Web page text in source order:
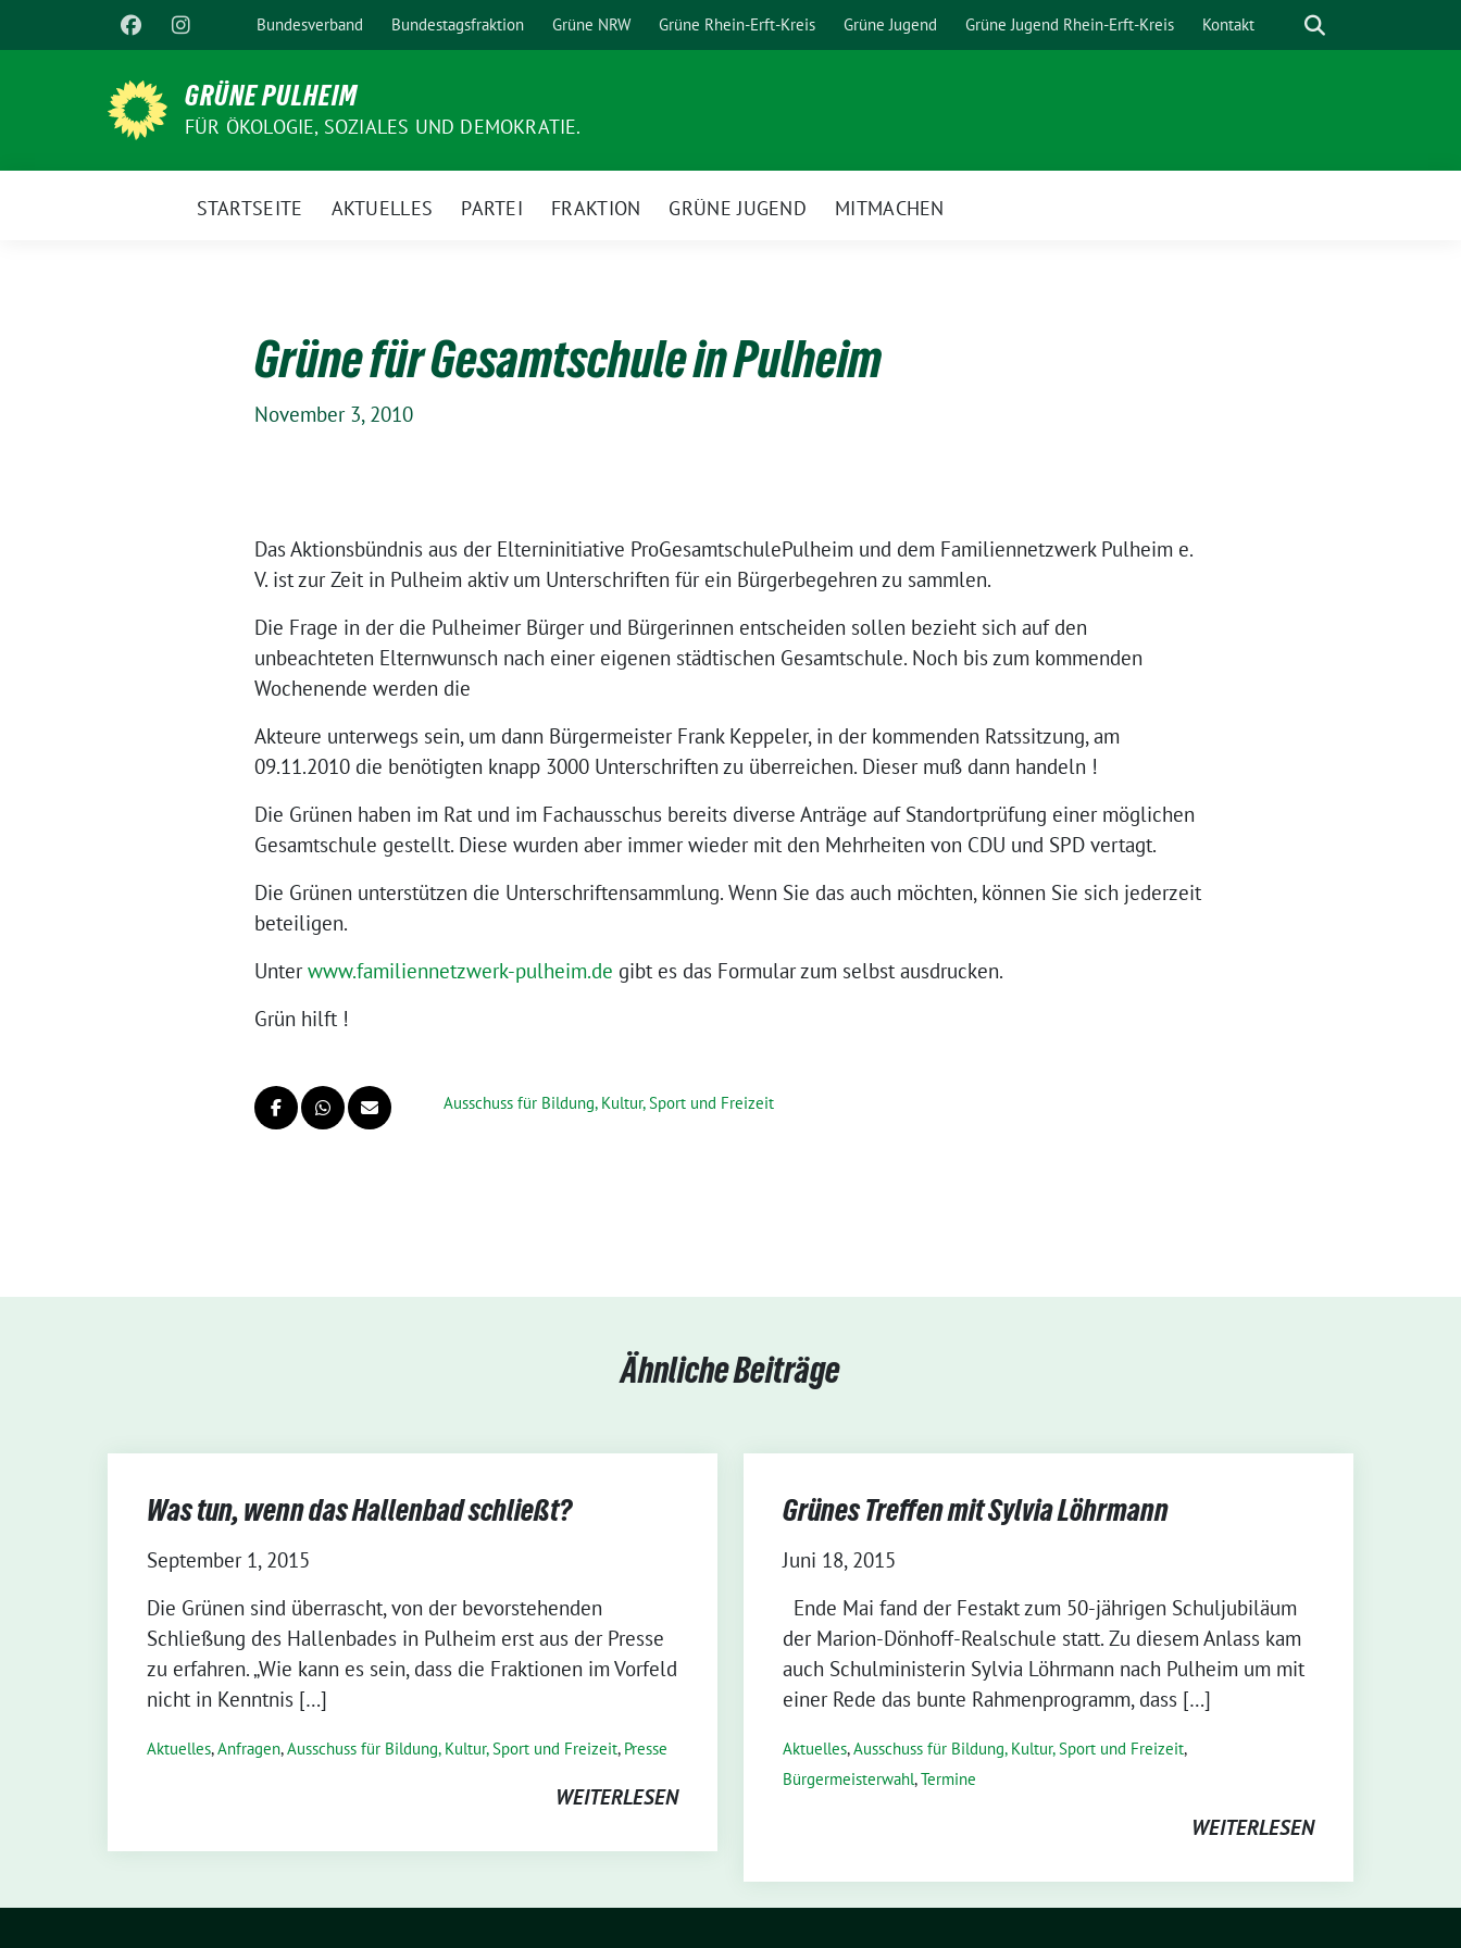
zum
Bundesverband Bundestagsfraktion Grüne NRW Grüne Rhein-Erft-Kreis Grüne Jugend Grüne Jugend Rhein-Erft-Kreis Kontakt Suche
GRÜNE PULHEIM
FÜR ÖKOLOGIE, SOZIALES UND DEMOKRATIE.
STARTSEITE AKTUELLES PARTEI FRAKTION GRÜNE JUGEND MITMACHEN
Grüne für Gesamtschule in Pulheim
November 3, 2010
Das Aktionsbündnis aus der Elterninitiative ProGesamtschulePulheim und dem Familiennetzwerk Pulheim e.
V. ist zur Zeit in Pulheim aktiv um Unterschriften für ein Bürgerbegehren zu sammlen.
Die Frage in der die Pulheimer Bürger und Bürgerinnen entscheiden sollen bezieht sich auf den
unbeachteten Elternwunsch nach einer eigenen städtischen Gesamtschule. Noch bis zum kommenden
Wochenende werden die
Akteure unterwegs sein, um dann Bürgermeister Frank Keppeler, in der kommenden Ratssitzung, am
09.11.2010 die benötigten knapp 3000 Unterschriften zu überreichen. Dieser muß dann handeln !
Die Grünen haben im Rat und im Fachausschus bereits diverse Anträge auf Standortprüfung einer möglichen
Gesamtschule gestellt. Diese wurden aber immer wieder mit den Mehrheiten von CDU und SPD vertagt.
Die Grünen unterstützen die Unterschriftensammlung. Wenn Sie das auch möchten, können Sie sich jederzeit
beteiligen.
Unterwww.familiennetzwerk-pulheim.de gibt es das Formular zum selbst ausdrucken.
Grün hilft !
Ausschuss für Bildung, Kultur, Sport und Freizeit
Ähnliche Beiträge
Was tun, wenn das Hallenbad schließt?
September 1, 2015
Die Grünen sind überrascht, von der bevorstehenden
Schließung des Hallenbades in Pulheim erst aus der Presse
zu erfahren. „Wie kann es sein, dass die Fraktionen im Vorfeld
nicht in Kenntnis […]
Aktuelles,Anfragen,Ausschuss für Bildung, Kultur, Sport und Freizeit, Presse
WEITERLESEN
Grünes Treffen mit Sylvia Löhrmann
Juni 18, 2015
Ende Mai fand der Festakt zum 50-jährigen Schuljubiläum
der Marion-Dönhoff-Realschule statt. Zu diesem Anlass kam
auch Schulministerin Sylvia Löhrmann nach Pulheim um mit
einer Rede das bunte Rahmenprogramm, dass […]
Aktuelles,Ausschuss für Bildung, Kultur, Sport und Freizeit,
Bürgermeisterwahl,Termine
WEITERLESEN